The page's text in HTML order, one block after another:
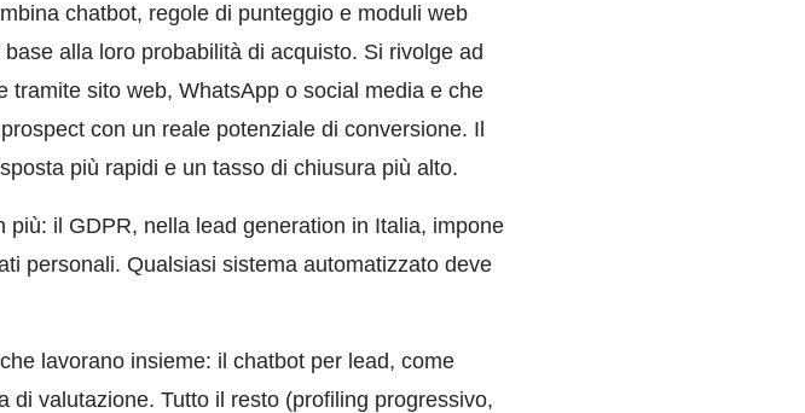
chatbot, regole di punteggio e moduli web
alla loro probabilità di acquisto. Si rivolge ad
sito web, WhatsApp o social media e che
con un reale potenziale di conversione. Il
più rapidi e un tasso di chiusura più alto.
il GDPR, nella lead generation in Italia, impone
personali. Qualsiasi sistema automatizzato deve
lavorano insieme: il chatbot per lead, come
valutazione. Tutto il resto (profiling progressivo,